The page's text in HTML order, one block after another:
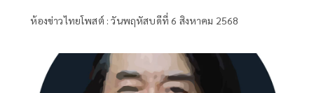
ห้องข่าวไทยโพสต์ : วันพฤหัสบดีที่ 6 สิงหาคม 2568